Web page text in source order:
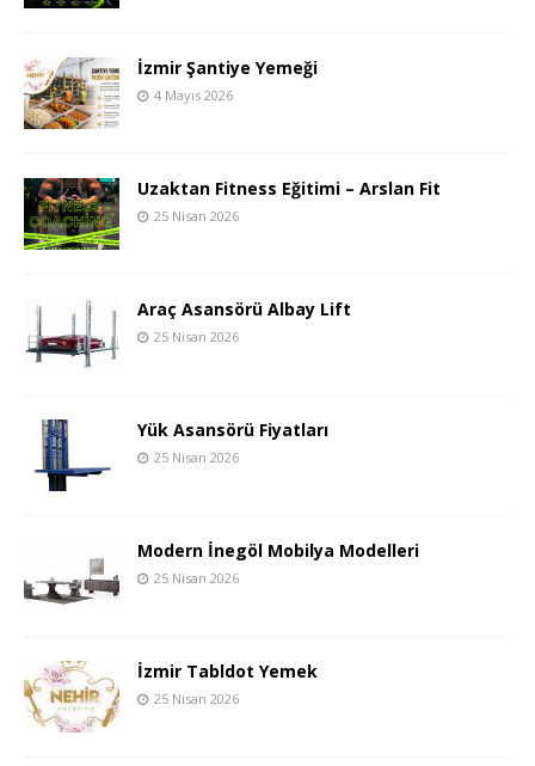
İzmir Şantiye Yemeği
4 Mayıs 2026
Uzaktan Fitness Eğitimi – Arslan Fit
25 Nisan 2026
Araç Asansörü Albay Lift
25 Nisan 2026
Yük Asansörü Fiyatları
25 Nisan 2026
Modern İnegöl Mobilya Modelleri
25 Nisan 2026
İzmir Tabldot Yemek
25 Nisan 2026